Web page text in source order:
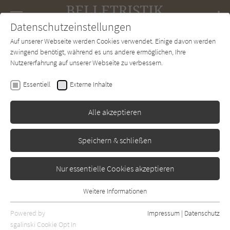
SUCHE Forum Charts Newsletter
Kiepenheuer u. Witsch
Keine Bücher verfügbar.
Datenschutzeinstellungen
Auf unserer Webseite werden Cookies verwendet. Einige davon werden
zwingend benötigt, während es uns andere ermöglichen, Ihre
Nutzererfahrung auf unserer Webseite zu verbessern.
Essentiell Externe Inhalte
Alle akzeptieren
Speichern & schließen
Nur essentielle Cookies akzeptieren
Essentielle Cookies werden für grundlegende Funktionen der
Webseite benötigt. Dadurch ist gewährleistet, dass die Webseite
Weitere Informationen
Powered by
sgalinski Cookie Opt In
Impressum | Datenschutz